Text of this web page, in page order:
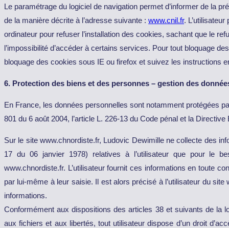
Le paramétrage du logiciel de navigation permet d’informer de la
de la manière décrite à l’adresse suivante : www.cnil.fr.
ordinateur pour refuser l’installation des cookies, sachant que le
l’impossibilité d’accéder à certains services. Pour tout bloquage
bloquage des cookies sous IE ou firefox et suivez les instructions
6. Protection des biens et des personnes – gestion des
En France, les données personnelles sont notamment protégées
801 du 6 août 2004, l’article L. 226-13 du Code pénal et la
Sur le site www.chnordiste.fr, Ludovic Dewimille ne collecte des
17 du 06 janvier 1978) relatives à l’utilisateur que pour le
www.chnordiste.fr. L’utilisateur fournit ces informations en toute
par lui-même à leur saisie. Il est alors précisé à l’utilisateur du
informations.
Conformément aux dispositions des articles 38 et suivants de la
aux fichiers et aux libertés, tout utilisateur dispose d’un droit